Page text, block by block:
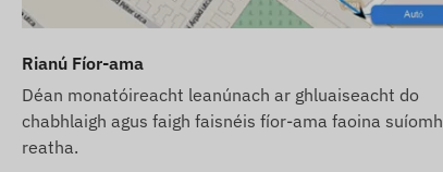
déanfaimid é a sheachadadh leis na socruithe
Rianú Fíor-ama
Déan monatóireacht leanúnach ar ghluaiseacht do
chabhlaigh agus faigh faisnéis fíor-ama faoina suíomh
reatha.